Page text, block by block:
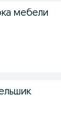
мебели